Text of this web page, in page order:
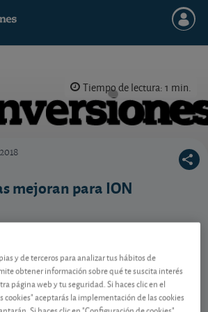
Tiempo de lectura: 1 min.
mejoran para ION
en estudios sísmicos
reservado a SOCIOS
y de terceros para analizar tus hábitos de
obtener información sobre qué te suscita interés
página web y tu seguridad. Si haces clic en el
cookies" aceptarás la implementación de las cookies